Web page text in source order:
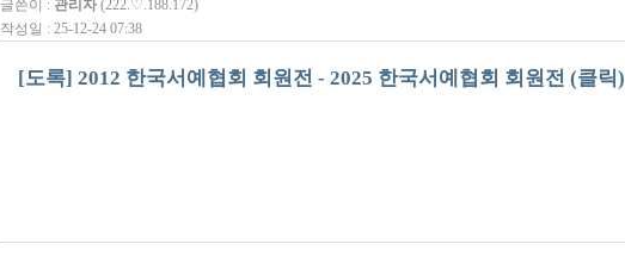
글쓴이 : 관리자 (222.♡.188.172)
작성일 : 25-12-24 07:38
[도록] 2012 한국서예협회 회원전 - 2025 한국서예협회 회원전 (클릭)